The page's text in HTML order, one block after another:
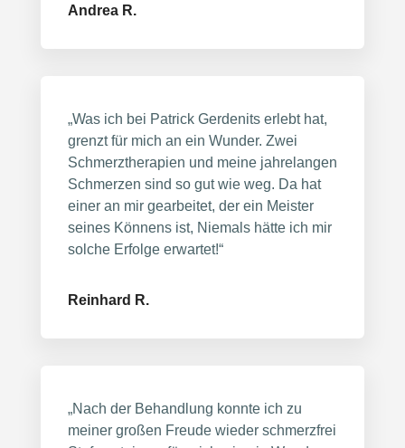
Andrea R.
„Was ich bei Patrick Gerdenits erlebt hat,
grenzt für mich an ein Wunder. Zwei
Schmerztherapien und meine jahrelangen
Schmerzen sind so gut wie weg. Da hat
einer an mir gearbeitet, der ein Meister
seines Könnens ist, Niemals hätte ich mir
solche Erfolge erwartet!“
Reinhard R.
„Nach der Behandlung konnte ich zu
meiner großen Freude wieder schmerzfrei